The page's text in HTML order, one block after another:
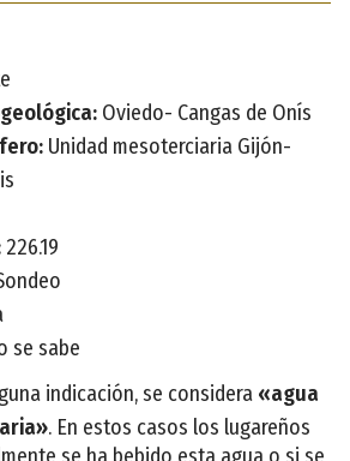
Oviedo- Cangas de Onís
Unidad mesoterciaria Gijón-
226.19
se sabe
indicación, se considera «agua
. En estos casos los lugareños
se ha bebido esta agua o si se